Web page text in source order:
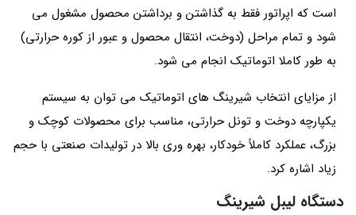
است که اپراتور فقط به گذاشتن و برداشتن محصول مشغول می‌
شود و تمام مراحل (دوخت، انتقال محصول و عبور از کوره حرارتی)
به طور کاملا اتوماتیک انجام می شود.
از مزایای انتخاب شیرینگ های اتوماتیک می توان به سیستم
یکپارچه دوخت و تونل حرارتی، مناسب برای محصولات کوچک و
بزرگ، عملکرد کاملاً خودکار، بهره‌ وری بالا در تولیدات صنعتی با حجم
زیاد اشاره کرد.
دستگاه لیبل شیرینگ